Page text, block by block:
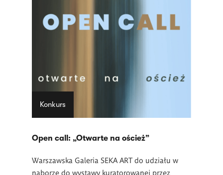
Konkurs
Open call: „Otwarte na oścież”
Warszawska Galeria SEKA ART do udziału w
naborze do wystawy kuratorowanej przez